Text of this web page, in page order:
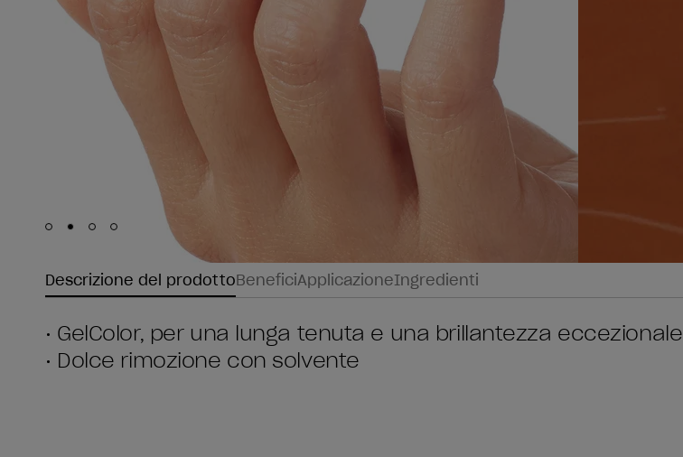
Skip to slide
Skip to slide 2
Skip to slide
Skip to slide
Descrizione del prodottoBeneficiApplicazioneIngredienti
• GelColor, per una lunga tenuta e una brillantezza eccezionale
• Dolce rimozione con solvente